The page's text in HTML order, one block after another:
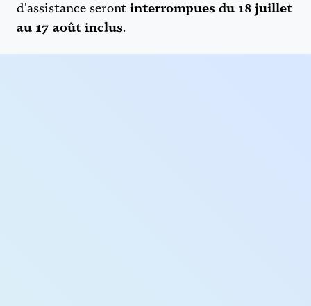
d'assistance seront interrompues du 18 juillet
au 17 août inclus.